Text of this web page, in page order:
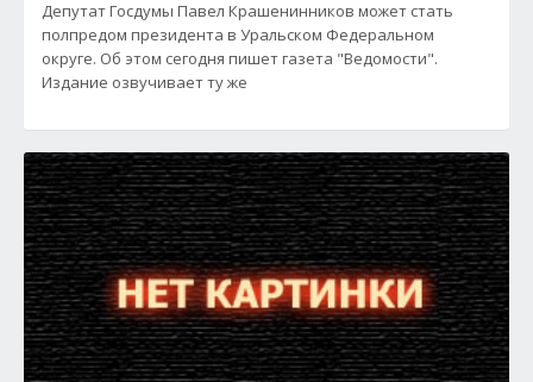
Депутат Госдумы Павел Крашенинников может стать
полпредом президента в Уральском Федеральном
округе. Об этом сегодня пишет газета "Ведомости".
Издание озвучивает ту же